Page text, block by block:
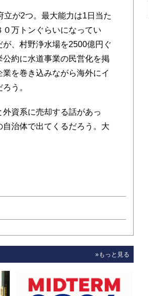
が2つ。最大能力は1日当た
万トンぐらいになってい
、村野浄水場を2500億円ぐ
約に水道事業の民営化を掲
を巻き込みながら海外にイ
う。
資系に売却する話があっ
治体で出てくるだろう。大
»もっと見る